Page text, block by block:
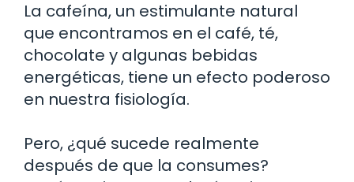
La cafeína, un estimulante natural
que encontramos en el café, té,
chocolate y algunas bebidas
energéticas, tiene un efecto poderoso
en nuestra fisiología.
Pero, ¿qué sucede realmente
después de que la consumes?